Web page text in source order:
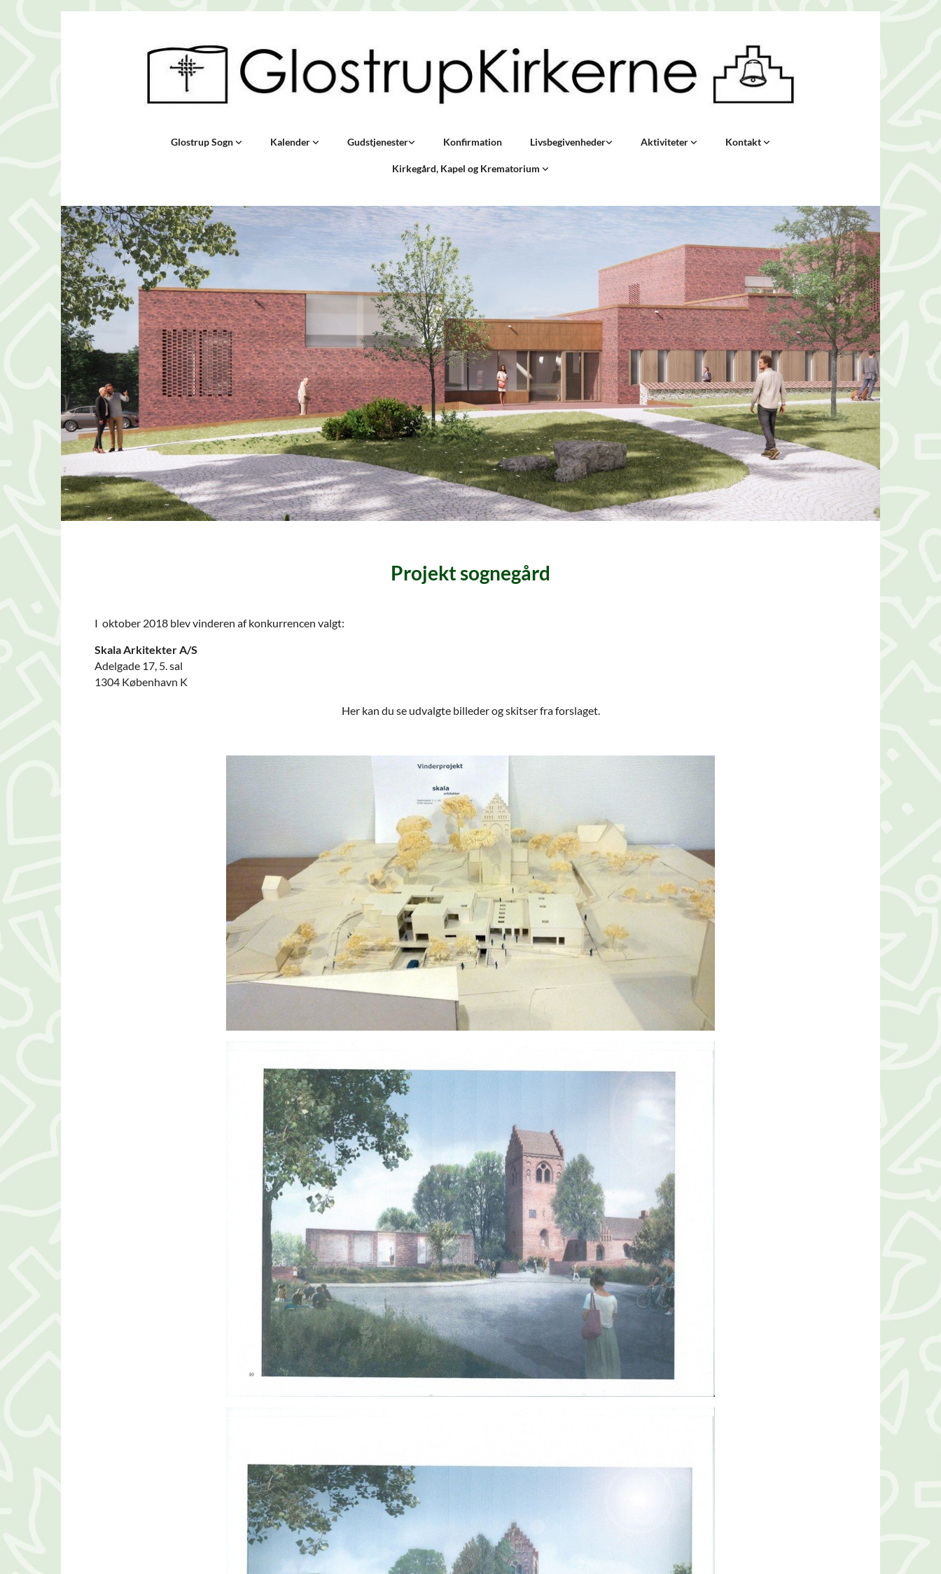
Glostrup Sogn Kalender Gudstjenester Konfirmation Livsbegivenheder Aktiviteter Kontakt
Kirkegård, Kapel og Krematorium
Projekt sognegård
I oktober 2018 blev vinderen af konkurrencen valgt:
Skala Arkitekter A/S
Adelgade 17, 5. sal
1304 København K
Her kan du se udvalgte billeder og skitser fra forslaget.